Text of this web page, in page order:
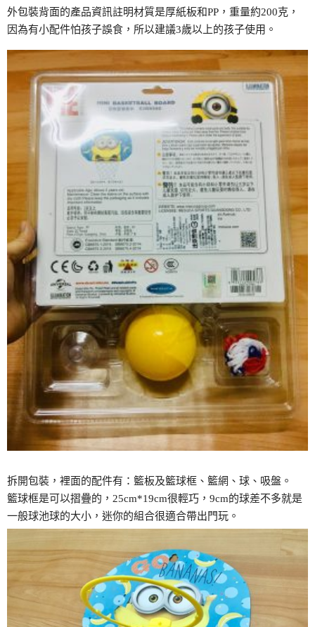
外包裝背面的產品資訊註明材質是厚紙板和PP，重量約200克，
因為有小配件怕孩子誤食，所以建議3歲以上的孩子使用。
拆開包裝，裡面的配件有：籃板及籃球框、籃網、球、吸盤。
籃球框是可以摺疊的，25cm*19cm很輕巧，9cm的球差不多就是
一般球池球的大小，迷你的組合很適合帶出門玩。